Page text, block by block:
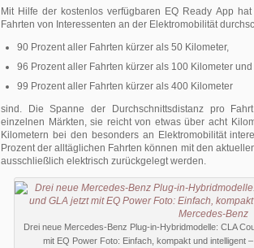
Mit Hilfe der kostenlos verfügbaren EQ Ready App
Fahrten von Interessenten an der Elektromobilität
90 Prozent aller Fahrten kürzer als 50 Kilometer,
96 Prozent aller Fahrten kürzer als 100 Kilometer und
99 Prozent aller Fahrten kürzer als 400 Kilometer
sind. Die Spanne der Durchschnittsdistanz pro
einzelnen Märkten, sie reicht von etwas über acht
Kilometern bei den besonders an Elektromobilität
Prozent der alltäglichen Fahrten können mit den
ausschließlich elektrisch zurückgelegt werden.
Drei neue Mercedes-Benz Plug-in-Hybridmodelle: CLA
mit EQ Power Foto: Einfach, kompakt und intelligent